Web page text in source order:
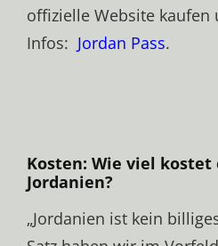
offizielle Website kaufen
Infos: Jordan Pass.
Kosten: Wie viel kostet
Jordanien?
„Jordanien ist kein